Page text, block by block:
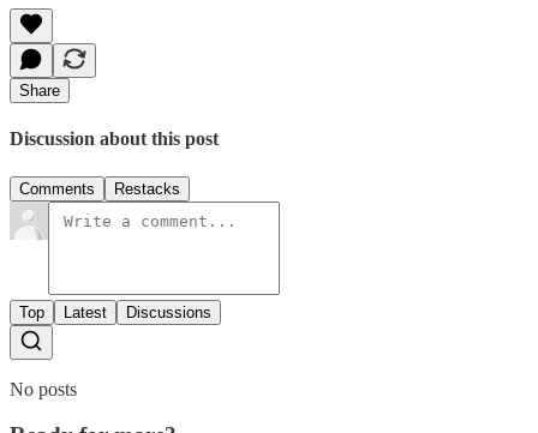
Share
Discussion about this post
Comments Restacks
Top Latest Discussions
No posts